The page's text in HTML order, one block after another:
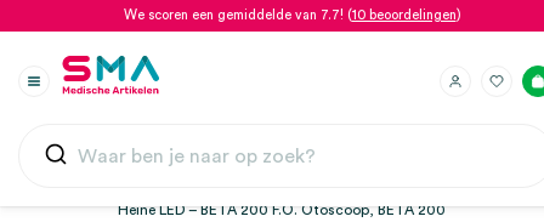
We scoren een gemiddelde van 7.7! (10 beoordelingen)
Heine LED – BETA 200 F.O. Otoscoop, BETA 200